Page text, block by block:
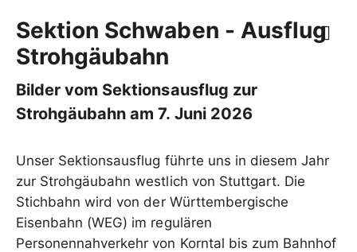
Sektion Schwaben - Ausflug
Strohgäubahn
Bilder vom Sektionsausflug zur
Strohgäubahn am 7. Juni 2026
Unser Sektionsausflug führte uns in diesem Jahr
zur Strohgäubahn westlich von Stuttgart. Die
Stichbahn wird von der Württembergische
Eisenbahn (WEG) im regulären
Personennahverkehr von Korntal bis zum Bahnhof